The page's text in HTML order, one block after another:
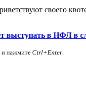
своего
выступать в НФЛ в
и нажмите Ctrl+Enter.